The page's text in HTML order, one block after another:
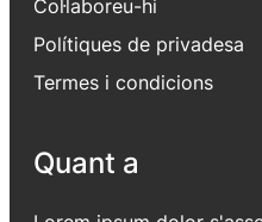
Col·laboreu-hi
Polítiques de privadesa
Termes i condicions
Quant a